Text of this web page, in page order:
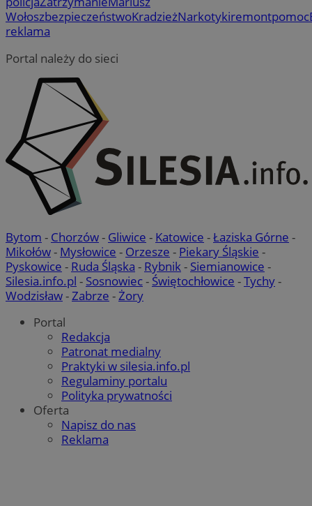
WołoszbezpieczeństwoKradzieżNarkotykiremontpomoc
reklama
Portal należy do sieci
Bytom - Chorzów- Gliwice - Katowice -Łaziska Górne -
Mikołów- Mysłowice - Orzesze - Piekary Śląskie -
Pyskowice - Ruda Śląska - Rybnik- Siemianowice -
Silesia.info.pl - Sosnowiec- Świętochłowice -Tychy-
Wodzisław-Zabrze -Żory
Portal
Redakcja
Patronat medialny
Praktyki w silesia.info.pl
Regulaminy portalu
Polityka prywatności
Oferta
Napisz do nas
Reklama